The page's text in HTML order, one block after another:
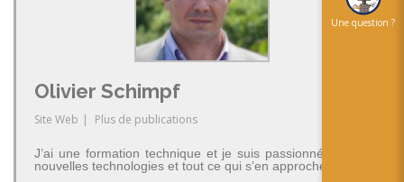
Olivier Schimpf
Site Web | Plus de publications
J’ai une formation technique et je suis passionné par les
nouvelles technologies et tout ce qui s’en approche.
Une question ?